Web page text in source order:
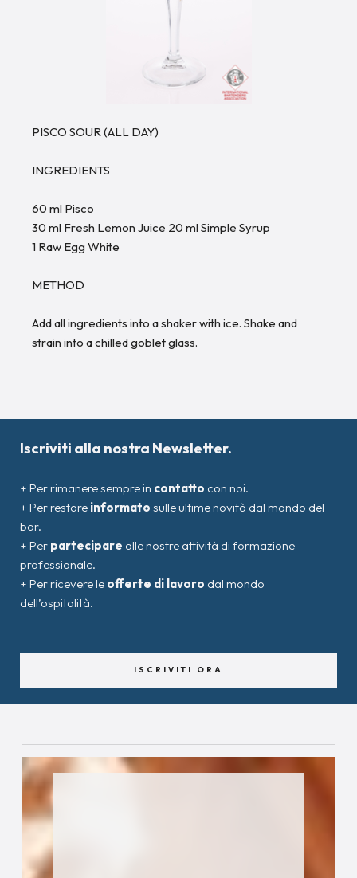
PISCO SOUR (ALL DAY)
INGREDIENTS
60 ml Pisco
30 ml Fresh Lemon Juice 20 ml Simple Syrup
1 Raw Egg White
METHOD
Add all ingredients into a shaker with ice. Shake and
strain into a chilled goblet glass.
Iscriviti alla nostra Newsletter.
+ Per rimanere sempre in contatto con noi.
+ Per restare informato sulle ultime novità dal mondo del
bar.
+ Per partecipare alle nostre attività di formazione
professionale.
+ Per ricevere le offerte di lavoro dal mondo
dell’ospitalità.
ISCRIVITI ORA